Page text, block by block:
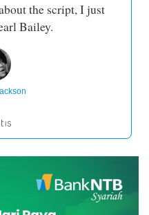
the script, I just
Bailey.